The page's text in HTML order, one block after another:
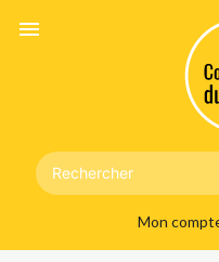
menu
Mon